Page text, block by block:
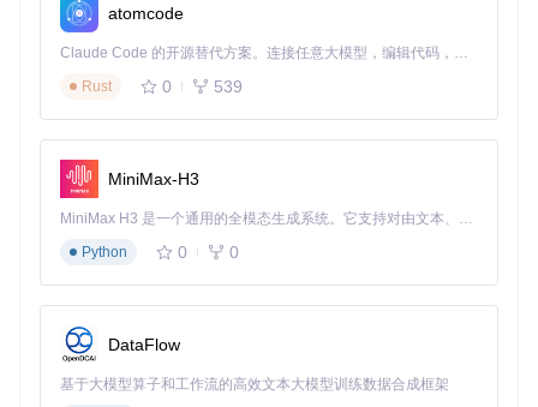
atomcode
Claude Code 的开源替代方案。连接任意大模型，编辑代码，运行命令，自动验证 — 全自动执行。用 Rust 构建，极致性能。 ｜ An open-source alternative to Claude Code. Connect any LLM, edit code, run commands, and verify changes — autonomously. Built in Rust for speed. Get Started
Rust
0 539
MiniMax-H3
MiniMax H3 是一个通用的全模态生成系统。它支持对由文本、图像、视频和音频组成的多模态上下文进行统一理解，并能生成分辨率高达 2K、时长可达 15 秒的带原生立体声音频的视频。得益于面向任务泛化的系统设计，H3 在预训练阶段就已具备广泛的多模态上下文理解与生成能力，能够出色地执行复杂的多模态指令。
Python
0 0
DataFlow
基于大模型算子和工作流的高效文本大模型训练数据合成框架